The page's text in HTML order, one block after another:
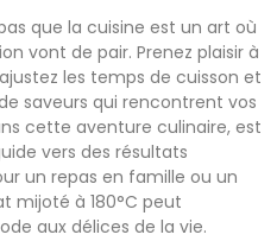
que la cuisine est un art où
vont de pair. Prenez plaisir à
les temps de cuisson et
saveurs qui rencontrent vos
cette aventure culinaire, est
vers des résultats
un repas en famille ou un
mijoté à 180°C peut
aux délices de la vie.